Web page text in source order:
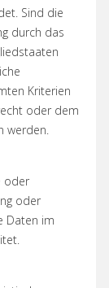
Sind die
durch das
Kriterien
oder dem
werden.
oder
oder
Daten im